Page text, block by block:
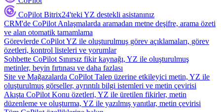
CoPilot Bitrix24'teki YZ destekli asistanınız
CRM'de CoPilot Anlaşmalarda aramadan metne deşifre, arama özeti
ve alan otomatik tamamlama
Görevlerde CoPilotYZ ile oluşturulmuş görev açıklamaları, görev
özetleri, kontrol listeleri ve yorumlar
Sohbette CoPilot Sınırsız fikir kaynağı, YZ ile oluşturulmuş
metinler, beyin fırtınası ve daha fazlası
Site ve Mağazalarda CoPilot Talep üzerine etkileyici metin, YZ ile
oluşturulmuş görseller, ayrıntılı bilgi istemleri ve metin çevirisi
Akışta CoPilot Konu özetleri, YZ ile üretilen fikirler, metin
düzenleme ve oluşturma, YZ ile yazılmış yanıtlar, metin çevirisi